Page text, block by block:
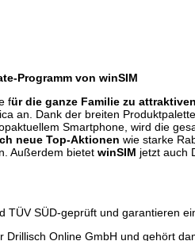
Programm von winSIM
für die ganze Familie zu
an. Dank der breiten
Smartphone, wird die
neue Top-Aktionen wie starke
Außerdem bietet winSIM jetzt auch
TÜV SÜD-geprüft und garantieren
Drillisch Online GmbH und gehört